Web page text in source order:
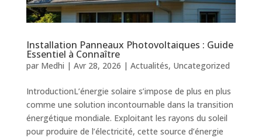
Installation Panneaux Photovoltaiques : Guide
Essentiel à Connaître
par Medhi | Avr 28, 2026 | Actualités, Uncategorized
IntroductionL’énergie solaire s’impose de plus en plus
comme une solution incontournable dans la transition
énergétique mondiale. Exploitant les rayons du soleil
pour produire de l’électricité, cette source d’énergie